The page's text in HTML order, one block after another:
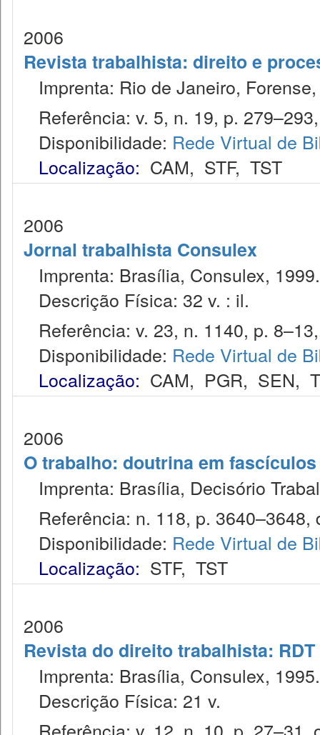
2006
Revista trabalhista: direito e
Imprenta: Rio de Janeiro,
Referência: v. 5, n. 19, p.
Disponibilidade: Rede Virtual de
Localização: CAM, STF, TST
2006
Jornal trabalhista Consulex
Imprenta: Brasília, Consulex, 1999.
Descrição Física: 32 v. : il.
Referência: v. 23, n. 1140, p.
Disponibilidade: Rede Virtual de
Localização: CAM, PGR, SEN,
2006
O trabalho: doutrina em
Imprenta: Brasília, Decisório
Referência: n. 118, p. 3640–3648,
Disponibilidade: Rede Virtual de
Localização: STF, TST
2006
Revista do direito trabalhista: RDT
Imprenta: Brasília, Consulex, 1995.
Descrição Física: 21 v.